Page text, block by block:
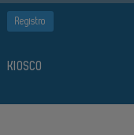
Registro
KIOSCO